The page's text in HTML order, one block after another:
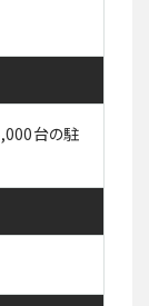
台の駐